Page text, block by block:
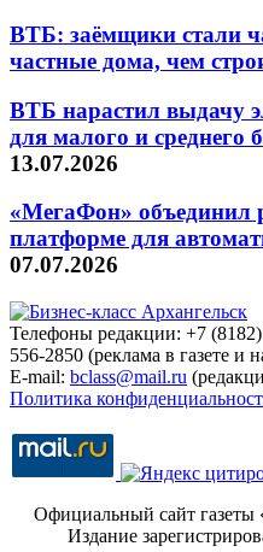
ВТБ: заёмщики стали
частные дома, чем
ВТБ нарастил выдачу
для малого и среднего
13.07.2026
«МегаФон» объединил
платформе для
07.07.2026
Телефоны редакции: +7
556-2850 (реклама в газете и
E-mail: bclass@mail.ru
Политика
Официальный сайт
Издание